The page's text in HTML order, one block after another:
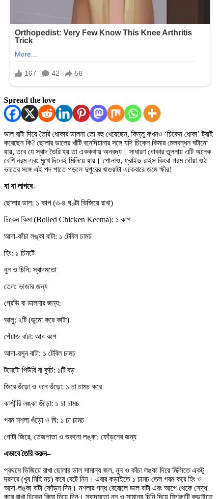
Spread the love
ডাল বাটা দিয়ে তৈরি ধোকার ডালনা তো বহু খেয়েছেন, কিন্তু কখনও ‘চিকেন ধোকা’ ট্রাই
করেছেন কি? ছোলার ডালের খাঁটি বনেদিয়ানার সঙ্গে যদি চিকেন কিমার মেলবন্ধন ঘটানো
যায়, তবে যে স্বাদ তৈরি হয় তা এককথায় অনবদ্য। সাধারণ ধোকার তুলনায় এটি অনেক
বেশি নরম এবং মুখে দিলেই মিলিয়ে যায়। পোলাও, ফ্রাইড রাইস কিংবা গরম ধোঁয়া ওঠা
ভাতের সঙ্গে এই পদ পাতে পড়লে দুপুরের খাওয়াটা একেবারে জমে ক্ষীর!
যা যা লাগবে–
ছোলার ডাল: ১ কাপ (৩-৪ ঘণ্টা ভিজিয়ে রাখা)
চিকেন কিমা (Boiled Chicken Keema): ১ কাপ
আদা-কাঁচা লঙ্কা বাটা: ১ টেবিল চামচ
হিং: ১ চিমটে
নুন ও চিনি: স্বাদমতো
তেল: ভাজার জন্য
গ্রেভি বা ডালনার জন্য:
আলু: ২টি (ডুমো করে কাটা)
পেঁয়াজ বাটা: আধ কাপ
আদা-রসুন বাটা: ১ টেবিল চামচ
টমেটো পিউরি বা কুচি: ১টি বড়
জিরে গুঁড়ো ও ধনে গুঁড়ো: ১ চা চামচ করে
কাশ্মীরি লঙ্কা গুঁড়ো: ১ চা চামচ
গরম মশলা গুঁড়ো ও ঘি: ১ চা চামচ
গোটা জিরে, তেজপাতা ও শুকনো লঙ্কা: ফোঁড়নের জন্য
এভাবে তৈরি করুন–
প্রথমে ভিজিয়ে রাখা ছোলার ডাল সামান্য জল, নুন ও কাঁচা লঙ্কা দিয়ে মিক্সিতে একটু
দরদরে (খুব মিহি নয়) করে বেটে নিন। এবার কড়াইতে ১ চামচ তেল গরম করে হিং ও
আদা-লঙ্কা বাটা ফোঁড়ন দিন। মশলার গন্ধ বেরোলে ডাল বাটা এবং আগে থেকে সেদ্ধ
করে রাখা চিকেন কিমা দিয়ে দিন। স্বাদমতো নুন ও সামান্য চিনি দিয়ে মিশ্রণটি কড়াইতে